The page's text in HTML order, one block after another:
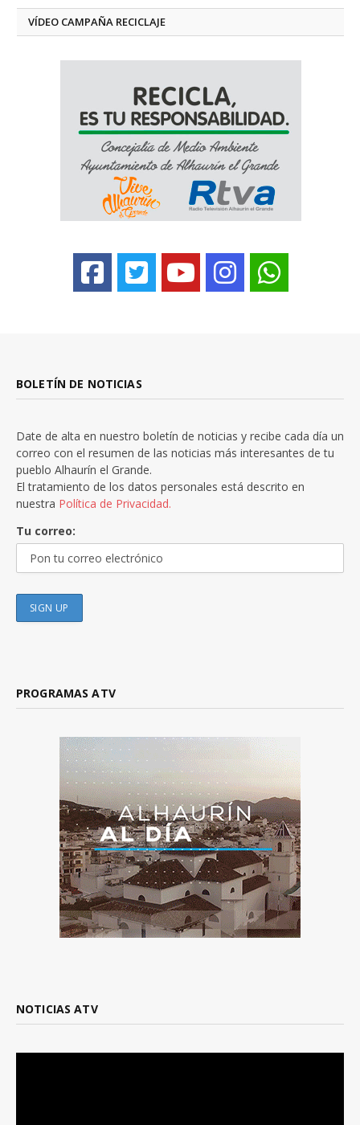
VÍDEO CAMPAÑA RECICLAJE
BOLETÍN DE NOTICIAS
Date de alta en nuestro boletín de noticias y recibe cada día un
correo con el resumen de las noticias más interesantes de tu
pueblo Alhaurín el Grande.
El tratamiento de los datos personales está descrito en
nuestra Política de Privacidad.
Tu correo:
PROGRAMAS ATV
NOTICIAS ATV